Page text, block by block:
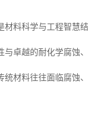
料科学与工程智慧结
卓越的耐化学腐蚀、
统材料往往面临腐蚀